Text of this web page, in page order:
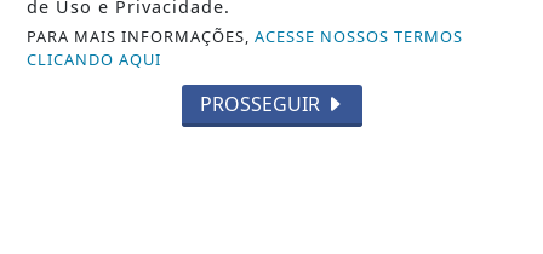
de Uso e Privacidade.
PARA MAIS INFORMAÇÕES,ACESSE NOSSOS TERMOS
CLICANDO AQUI
PROSSEGUIR